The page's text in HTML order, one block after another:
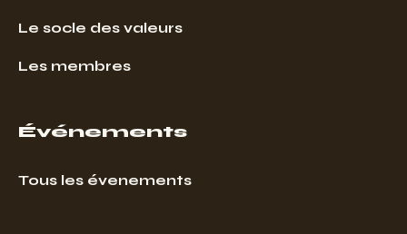
Le socle des valeurs
Les membres
Événements
Tous les évenements